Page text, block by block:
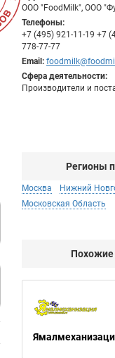
ООО "FoodMilk", ООО
Телефоны:
+7 (495) 921-11-19 +7
778-77-77
Email:
Сфера деятельности:
Производители и
Регионы
Москва Нижний
Московская Область